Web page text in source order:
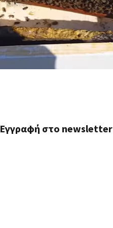
Εγγραφή στο newsletter